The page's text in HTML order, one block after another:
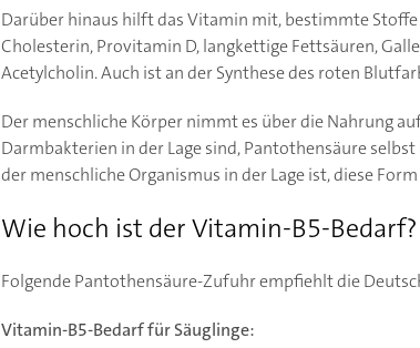
Darüber hinaus hilft das Vitamin mit, bestimmte
Cholesterin, Provitamin D, langkettige Fettsäuren,
Acetylcholin. Auch ist an der Synthese des roten
Der menschliche Körper nimmt es über die Nahrung
Darmbakterien in der Lage sind, Pantothensäure
der menschliche Organismus in der Lage ist, diese
Wie hoch ist der Vitamin-B5-Bedarf?
Folgende Pantothensäure-Zufuhr empfiehlt die
Vitamin-B5-Bedarf für Säuglinge: